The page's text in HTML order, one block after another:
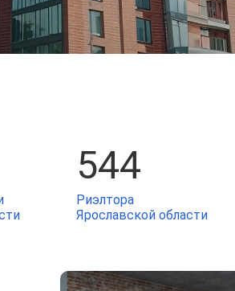
544
Риэлтора
Ярославской области